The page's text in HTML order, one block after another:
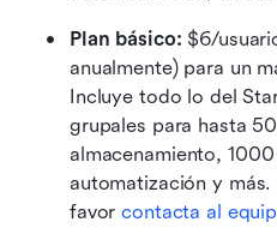
Plan básico: $6/
anualmente) para un
Incluye todo lo del
grupales para hasta
almacenamiento,
automatización y
favor contacta al